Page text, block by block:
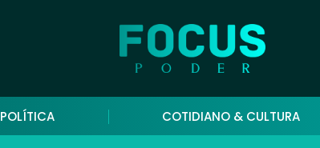
POLÍTICA COTIDIANO & CULTURA